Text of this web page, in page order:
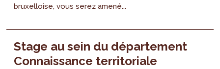
bruxelloise, vous serez amené...
Stage au sein du département
Connaissance territoriale